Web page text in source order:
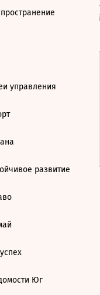
управления
развитие
Юг